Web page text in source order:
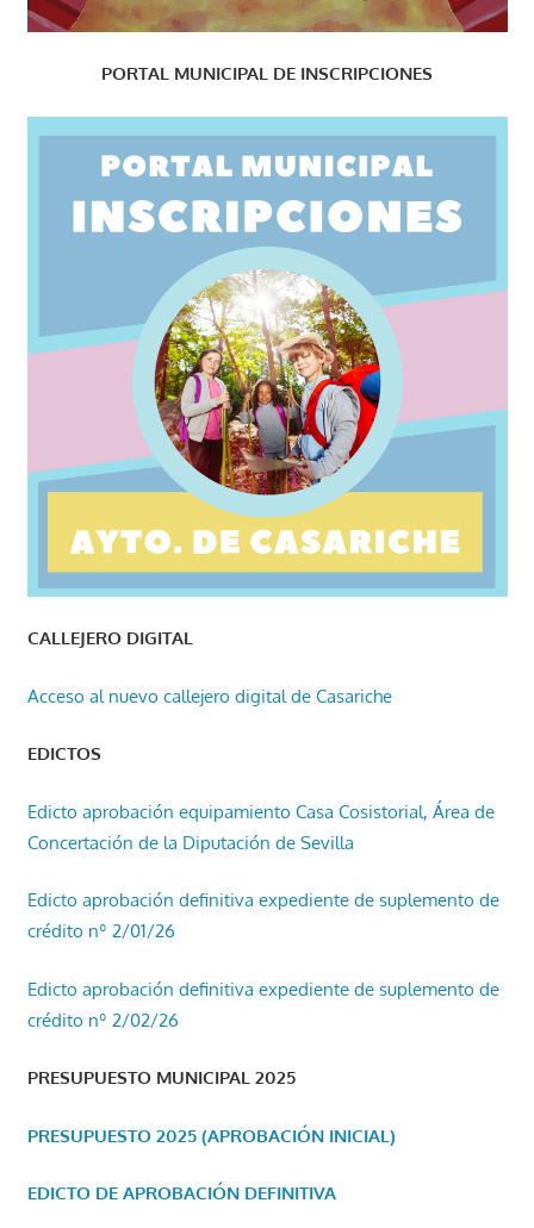
PORTAL MUNICIPAL DE INSCRIPCIONES
CALLEJERO DIGITAL
Acceso al nuevo callejero digital de Casariche
EDICTOS
Edicto aprobación equipamiento Casa Cosistorial, Área de
Concertación de la Diputación de Sevilla
Edicto aprobación definitiva expediente de suplemento de
crédito nº 2/01/26
Edicto aprobación definitiva expediente de suplemento de
crédito nº 2/02/26
PRESUPUESTO MUNICIPAL 2025
PRESUPUESTO 2025 (APROBACIÓN INICIAL)
EDICTO DE APROBACIÓN DEFINITIVA